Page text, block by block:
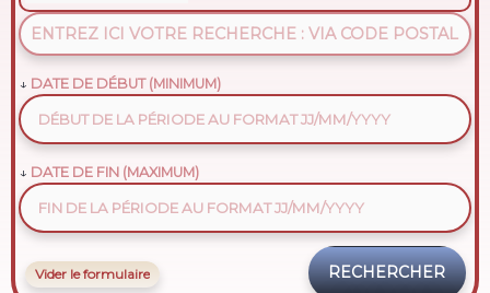
DATE DE DÉBUT (MINIMUM)
DATE DE FIN (MAXIMUM)
Vider le formulaire